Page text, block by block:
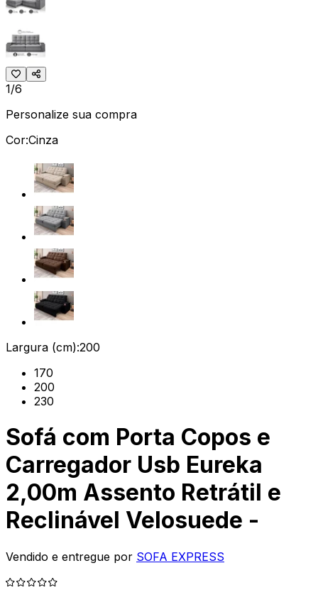
1/6
Personalize sua compra
Cor:Cinza
Largura (cm):200
170
200
230
Sofá com Porta Copos e
Carregador Usb Eureka
2,00m Assento Retrátil e
Reclinável Velosuede -
Vendido e entregue por SOFA EXPRESS